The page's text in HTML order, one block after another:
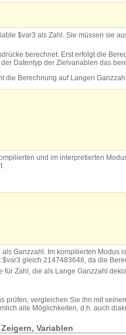
$var3 als Zahl. Sie müssen sie
berechnet. Erst erfolgt die
Datentyp der Zielvariablen das
die Berechnung auf Langen
und im interpretierten
Ganzzahl. Im kompilierten
gleich 2147483648, da die
Zahl, die als Lange Ganzzahl
prüfen, vergleichen Sie ihn mit
alle Möglichkeiten, d.h. auch
Variablen